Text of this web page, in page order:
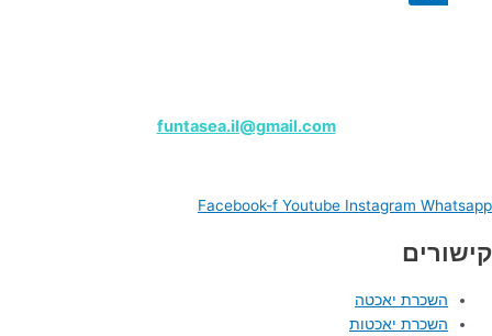
funtasea.il@gmail.com
Facebook-f Youtube Instagram Whatsapp
קישורים
השכרת יאכטה
השכרת יאכטות